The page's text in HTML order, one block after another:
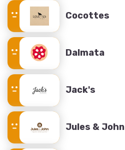
Cocottes
Dalmata
Jack's
Jules & John